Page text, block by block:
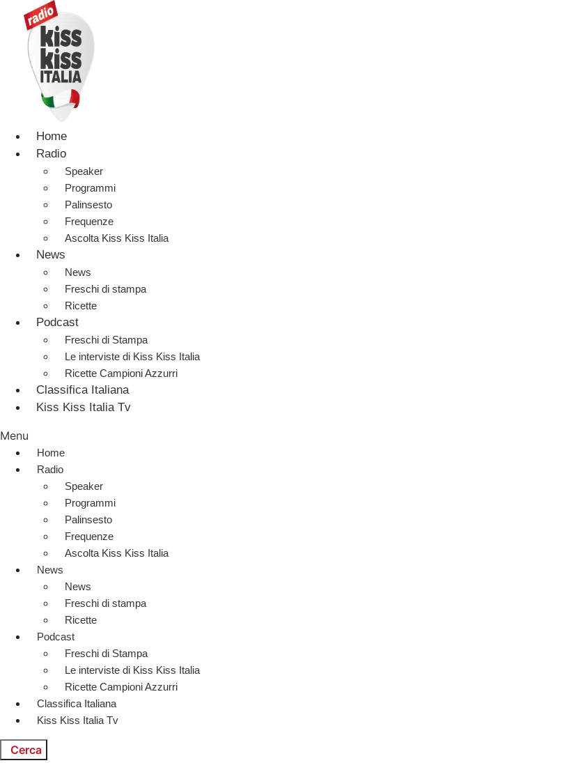
Home
Radio
Speaker
Programmi
Palinsesto
Frequenze
Ascolta Kiss Kiss Italia
News
News
Freschi di stampa
Ricette
Podcast
Freschi di Stampa
Le interviste di Kiss Kiss Italia
Ricette Campioni Azzurri
Classifica Italiana
Kiss Kiss Italia Tv
Menu
Home
Radio
Speaker
Programmi
Palinsesto
Frequenze
Ascolta Kiss Kiss Italia
News
News
Freschi di stampa
Ricette
Podcast
Freschi di Stampa
Le interviste di Kiss Kiss Italia
Ricette Campioni Azzurri
Classifica Italiana
Kiss Kiss Italia Tv
Cerca